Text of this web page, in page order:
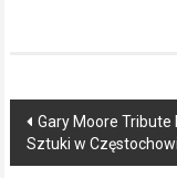
Post
navigation
Gary Moore Tribute
Sztuki w